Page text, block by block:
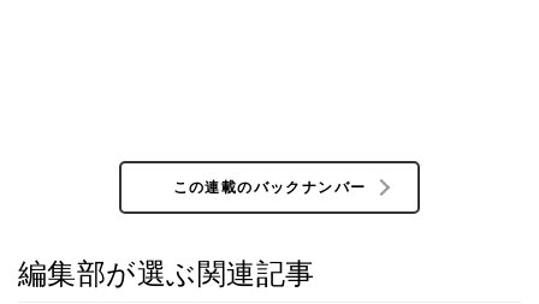
この連載のバックナンバー
編集部が選ぶ関連記事